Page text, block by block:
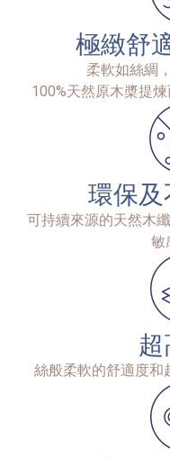
極緻舒
柔軟如絲綢
100%天然原木槳提
環保及
可持續來源的天然木
敏
絲般柔軟的舒適度和